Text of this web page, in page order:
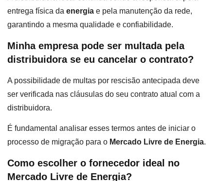
entrega física da energia e pela manutenção da rede,
garantindo a mesma qualidade e confiabilidade.
Minha empresa pode ser multada pela
distribuidora se eu cancelar o contrato?
A possibilidade de multas por rescisão antecipada deve
ser verificada nas cláusulas do seu contrato atual com a
distribuidora.
É fundamental analisar esses termos antes de iniciar o
processo de migração para o Mercado Livre de Energia.
Como escolher o fornecedor ideal no
Mercado Livre de Energia?